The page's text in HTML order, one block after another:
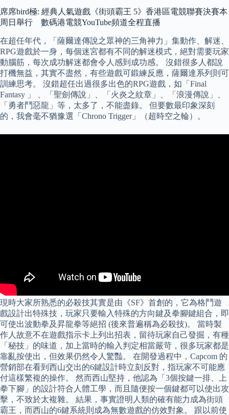
席席bird極: 經典人氣遊戲《街頭霸王 5》香港區電競聯賽決賽本
周日舉行 數碼港電競YouTube頻道全程直播
在超任年代，「薩爾達傳說之眾神的三角神力」集動作、解迷、
RPG遊戲於一身，每個迷宮都有不同的解迷模式，絕對需要玩家
動腦筋，每次成功解迷都會令人感到成功感。 沒錯很多人都說
打機無益，其實不盡然，有些遊戲可鍛練反應，薩爾達系列則可
訓練思考。 沒錯超任出過很多出色的RPG遊戲，如「Final
Fantasy 」 、「聖劍傳說」、「火炎之紋章」、「浪漫傳說」、
「勇者鬥惡龍」等，太多了，不能盡錄。 但要數最印象深刻
的，我會毫不猶豫選「Chrono Trigger」（超時空之輪）。
現時大家所熟悉的必殺技其實是由《SF》首創的，它為格鬥遊
戲設計出特殊技，玩家只要輸入特殊的方向鍵及拳腳鍵組合，即
可使出波動拳及昇龍拳等絕招 (後來普遍稱為必殺技)。 當時製
作人故意不在遊戲指示卡上列出招表，留待玩家自己發掘，有種
「秘技」的味道，加上當時的輸入判定相當嚴苛，很多玩家都是
靠亂按使出，但效果仍然令人驚豔。 在開發過程中，Capcom 的
營銷部在看到西山交出的6鍵設計時立刻反對，指玩家不可能應
付這樣繁複的操作。 然而西山堅持，他認為「3個按鍵一排、上
拳下腳」的設計符合人體工學，而且隨便按一個鍵都可以使出攻
擊，不致於太複雜。 結果，事實證明人類的確有能力成為街頭
霸王，而西山的6鍵系統則成為無數遊戲的仿效對象。 跟以前使